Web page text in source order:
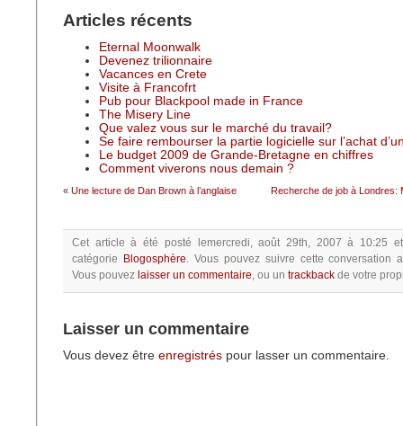
Articles récents
Eternal Moonwalk
Devenez trilionnaire
Vacances en Crete
Visite à Francofrt
Pub pour Blackpool made in France
The Misery Line
Que valez vous sur le marché du travail?
Se faire rembourser la partie logicielle sur l’achat
Le budget 2009 de Grande-Bretagne en chiffres
Comment viverons nous demain ?
« Une lecture de Dan Brown à l’anglaise Recherche de job à Londres:
Cet article à été posté lemercredi, août 29th, 2007 à 10:25
catégorie
Blogosphère. Vous pouvez suivre cette conversation
Vous pouvez laisser un commentaire, ou un trackback de votre
Laisser un commentaire
Vous devez être enregistrés pour lasser un commentaire.